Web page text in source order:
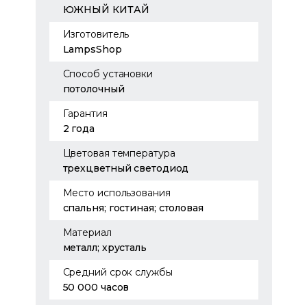
ЮЖНЫЙ КИТАЙ
Изготовитель
LampsShop
Способ установки
потолочный
Гарантия
2 года
Цветовая температура
трехцветный светодиод
Место использования
спальня; гостиная; столовая
Материал
металл; хрусталь
Средний срок службы
50 000 часов